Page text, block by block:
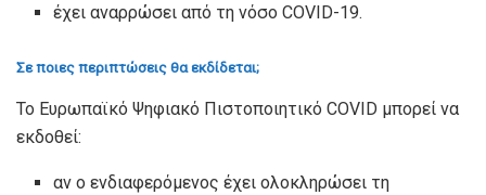
έχει αναρρώσει από τη νόσο COVID-19.
Σε ποιες περιπτώσεις θα εκδίδεται;
Το Ευρωπαϊκό Ψηφιακό Πιστοποιητικό COVID μπορεί να
εκδοθεί:
αν ο ενδιαφερόμενος έχει ολοκληρώσει τη